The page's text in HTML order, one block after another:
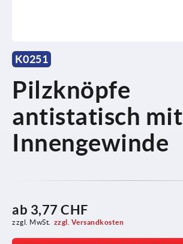
K0251
Pilzknöpfe
antistatisch mit
Innengewinde
ab 3,77 CHF
zzgl. MwSt. zzgl. Versandkosten